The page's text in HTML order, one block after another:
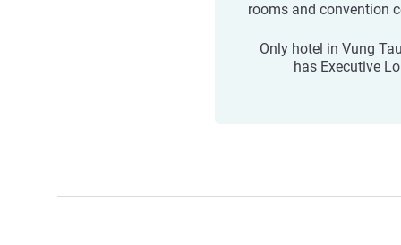
rooms and convention
Only hotel in Vung
has Executive